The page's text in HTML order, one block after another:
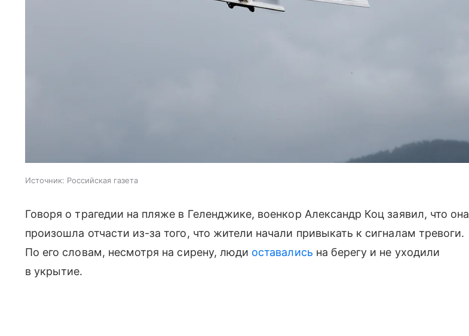
Источник: Российская газета
Говоря о трагедии на пляже в Геленджике, военкор Александр Коц заявил, что она
произошла отчасти из-за того, что жители начали привыкать к сигналам тревоги.
По его словам, несмотря на сирену, люди оставались на берегу и не уходили
в укрытие.